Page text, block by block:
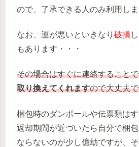
ので、了承できる人のみ利用しま
なお、運が悪いといきなり 破損
もあります・・・
その場合はすぐに連絡すること
取り換えてくれますので大丈夫
梱包時のダンボールや伝票類はす
返却期間が近づいたら自分で梱
ならないのが少し億劫ですが、